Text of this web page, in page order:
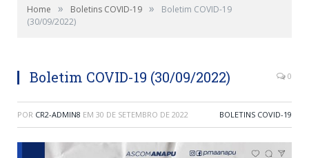
Home » Boletins COVID-19 »
Boletim COVID-19
(30/09/2022)
Boletim COVID-19 (30/09/2022) 0
POR CR2-ADMIN8 EM 30 DE SETEMBRO DE 2022 BOLETINS COVID-19